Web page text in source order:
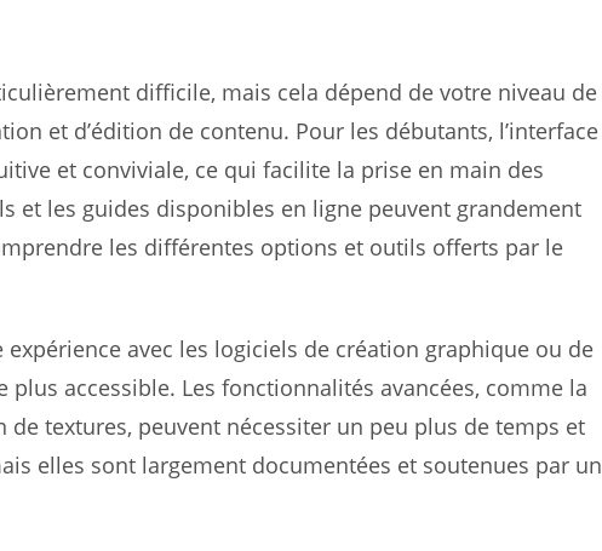
difficile, mais cela dépend de votre niveau de
et d’édition de contenu. Pour les débutants, l’interface
et conviviale, ce qui facilite la prise en main des
et les guides disponibles en ligne peuvent grandement
les différentes options et outils offerts par le
avec les logiciels de création graphique ou de
plus accessible. Les fonctionnalités avancées, comme la
textures, peuvent nécessiter un peu plus de temps et
elles sont largement documentées et soutenues par